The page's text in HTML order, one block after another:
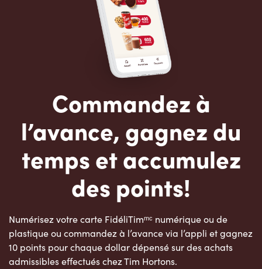
Commandez à
l’avance, gagnez du
temps et accumulez
des points!
Numérisez votre carte FidéliTimᵐᶜ numérique ou de
plastique ou commandez à l’avance via l’appli et gagnez
10 points pour chaque dollar dépensé sur des achats
admissibles effectués chez Tim Hortons.